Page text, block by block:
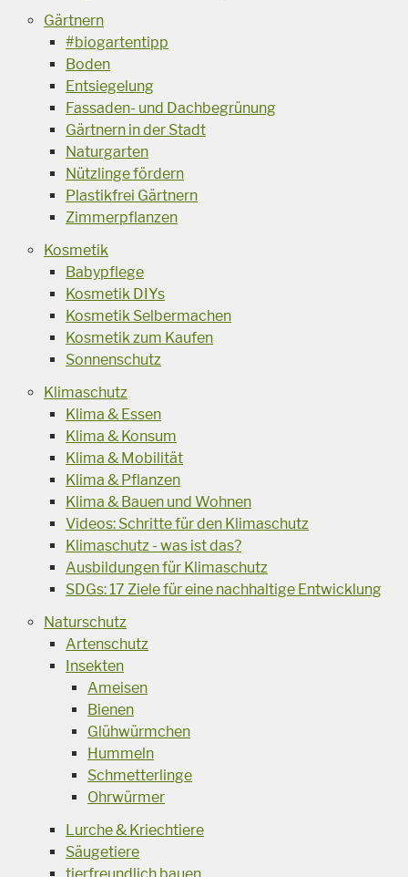
Gärtnern
#biogartentipp
Boden
Entsiegelung
Fassaden- und Dachbegrünung
Gärtnern in der Stadt
Naturgarten
Nützlinge fördern
Plastikfrei Gärtnern
Zimmerpflanzen
Kosmetik
Babypflege
Kosmetik DIYs
Kosmetik Selbermachen
Kosmetik zum Kaufen
Sonnenschutz
Klimaschutz
Klima & Essen
Klima & Konsum
Klima & Mobilität
Klima & Pflanzen
Klima & Bauen und Wohnen
Videos: Schritte für den Klimaschutz
Klimaschutz - was ist das?
Ausbildungen für Klimaschutz
SDGs: 17 Ziele für eine nachhaltige Entwicklung
Naturschutz
Artenschutz
Insekten
Ameisen
Bienen
Glühwürmchen
Hummeln
Schmetterlinge
Ohrwürmer
Lurche & Kriechtiere
Säugetiere